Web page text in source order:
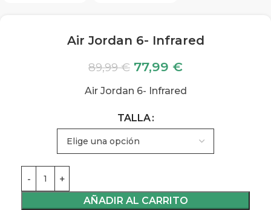
Air Jordan 6- Infrared
89,99€ 77,99 €
Air Jordan 6- Infrared
TALLA
AÑADIR AL CARRITO